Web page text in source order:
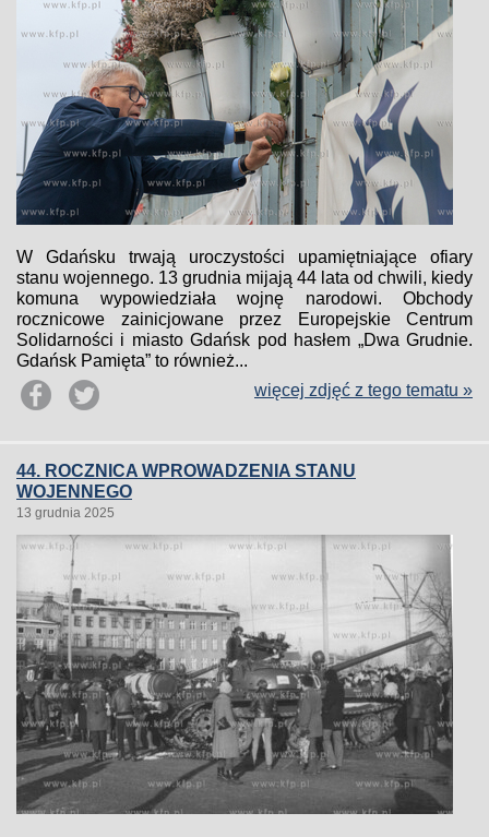
W Gdańsku trwają uroczystości upamiętniające ofiary
stanu wojennego. 13 grudnia mijają 44 lata od chwili, kiedy
komuna wypowiedziała wojnę narodowi. Obchody
rocznicowe zainicjowane przez Europejskie Centrum
Solidarności i miasto Gdańsk pod hasłem „Dwa Grudnie.
Gdańsk Pamięta” to również...
więcej zdjęć z tego tematu »
44. ROCZNICA WPROWADZENIA STANU
WOJENNEGO
13 grudnia 2025